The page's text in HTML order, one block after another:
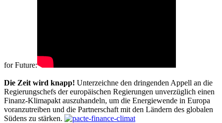
for Future:
Die Zeit wird knapp! Unterzeichne den dringenden Appell an die
Regierungschefs der europäischen Regierungen unverzüglich einen
Finanz-Klimapakt auszuhandeln, um die Energiewende in Europa
voranzutreiben und die Partnerschaft mit den Ländern des globalen
Südens zu stärken.